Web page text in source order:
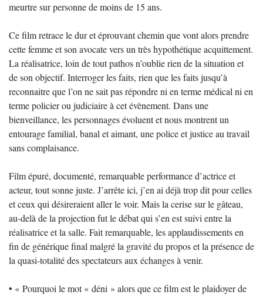
meurtre sur personne de moins de 15 ans.
Ce film retrace le dur et éprouvant chemin que vont alors prendre
cette femme et son avocate vers un très hypothétique acquittement.
La réalisatrice, loin de tout pathos n’oublie rien de la situation et
de son objectif. Interroger les faits, rien que les faits jusqu’à
reconnaitre que l’on ne sait pas répondre ni en terme médical ni en
terme policier ou judiciaire à cet évènement. Dans une
bienveillance, les personnages évoluent et nous montrent un
entourage familial, banal et aimant, une police et justice au travail
sans complaisance.
Film épuré, documenté, remarquable performance d’actrice et
acteur, tout sonne juste. J’arrête ici, j’en ai déjà trop dit pour celles
et ceux qui désireraient aller le voir. Mais la cerise sur le gâteau,
au-delà de la projection fut le débat qui s’en est suivi entre la
réalisatrice et la salle. Fait remarquable, les applaudissements en
fin de générique final malgré la gravité du propos et la présence de
la quasi-totalité des spectateurs aux échanges à venir.
• « Pourquoi le mot « déni » alors que ce film est le plaidoyer de